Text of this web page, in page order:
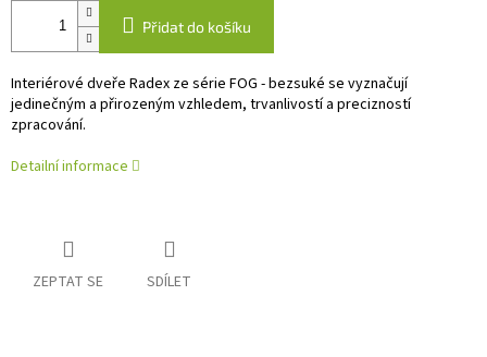
Přidat do košíku
Interiérové dveře Radex ze série FOG - bezsuké se vyznačují
jedinečným a přirozeným vzhledem, trvanlivostí a precizností
zpracování.
Detailní informace
ZEPTAT SE SDÍLET